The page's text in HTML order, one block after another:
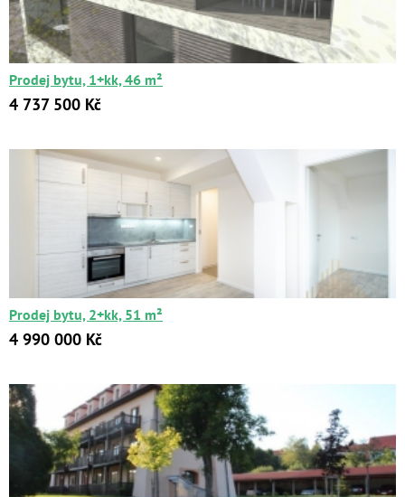
от
до
Kč
Расширенный поиск
Prodej bytu, 1+kk, 46 m²
4 737 500 Kč
Prodej bytu, 2+kk, 51 m²
4 990 000 Kč